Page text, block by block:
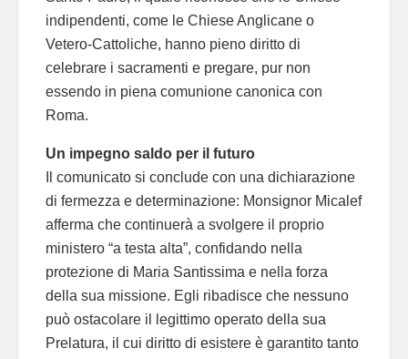
indipendenti, come le Chiese Anglicane o
Vetero-Cattoliche, hanno pieno diritto di
celebrare i sacramenti e pregare, pur non
essendo in piena comunione canonica con
Roma.
Un impegno saldo per il futuro
Il comunicato si conclude con una dichiarazione
di fermezza e determinazione: Monsignor Micalef
afferma che continuerà a svolgere il proprio
ministero “a testa alta”, confidando nella
protezione di Maria Santissima e nella forza
della sua missione. Egli ribadisce che nessuno
può ostacolare il legittimo operato della sua
Prelatura, il cui diritto di esistere è garantito tanto